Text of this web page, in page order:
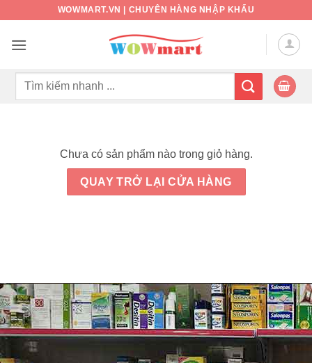
nội
WOWMART.VN | CHUYÊN HÀNG NHẬP KHẨU
Tìm
Chưa có sản phẩm nào trong giỏ hàng.
QUAY TRỞ LẠI CỬA HÀNG